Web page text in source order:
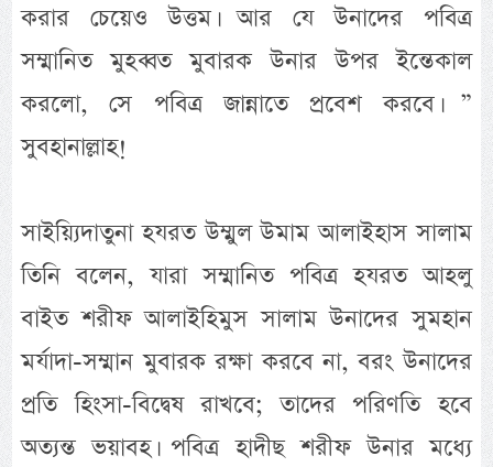
করার চেয়েও উত্তম। আর যে উনাদের পবিত্র
সম্মানিত মুহব্বত মুবারক উনার উপর ইন্তেকাল
করলো, সে পবিত্র জান্নাতে প্রবেশ করবে। ”
সুবহানাল্লাহ!
সাইয়্যিদাতুনা হযরত উম্মুল উমাম আলাইহাস সালাম
তিনি বলেন, যারা সম্মানিত পবিত্র হযরত আহলু
বাইত শরীফ আলাইহিমুস সালাম উনাদের সুমহান
মর্যাদা-সম্মান মুবারক রক্ষা করবে না, বরং উনাদের
প্রতি হিংসা-বিদ্বেষ রাখবে; তাদের পরিণতি হবে
অত্যন্ত ভয়াবহ। পবিত্র হাদীছ শরীফ উনার মধ্যে